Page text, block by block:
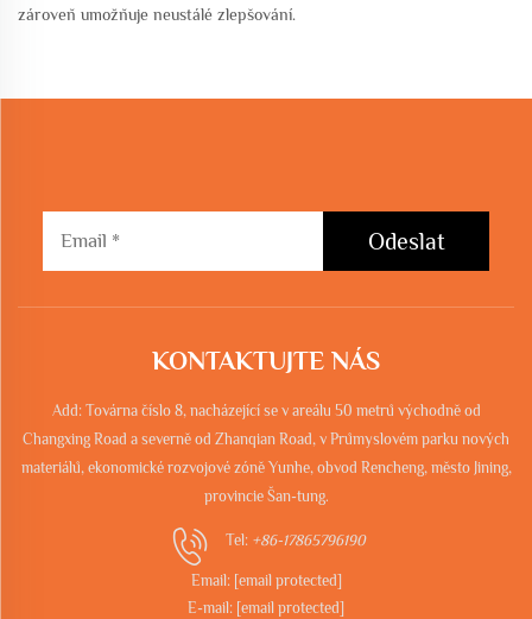
zároveň umožňuje neustálé zlepšování.
Odeslat
KONTAKTUJTE NÁS
Add: Továrna číslo 8, nacházející se v areálu 50 metrů východně od
Changxing Road a severně od Zhanqian Road, v Průmyslovém parku nových
materiálů, ekonomické rozvojové zóně Yunhe, obvod Rencheng, město Jining,
provincie Šan-tung.
Tel: +86-17865796190
Email: [email protected]
E-mail: [email protected]